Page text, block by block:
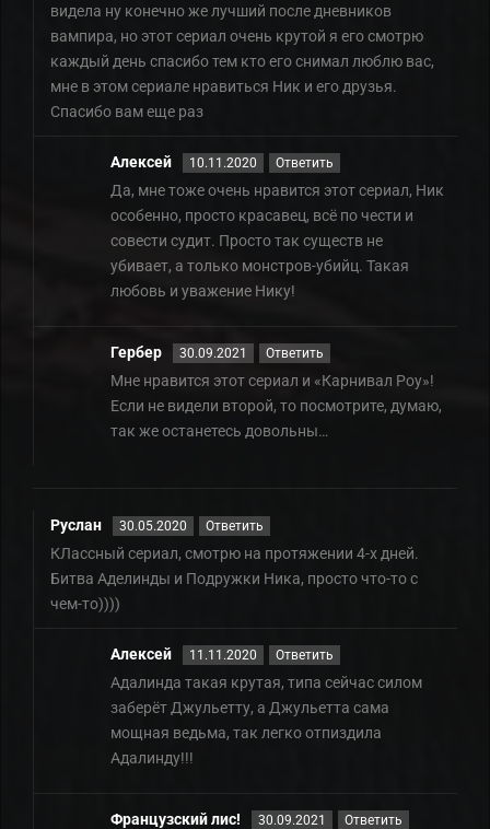
видела ну конечно же лучший после дневников
вампира, но этот сериал очень крутой я его смотрю
каждый день спасибо тем кто его снимал люблю вас,
мне в этом сериале нравиться Ник и его друзья.
Спасибо вам еще раз
Алексей 10.11.2020 Ответить
Да, мне тоже очень нравится этот сериал, Ник
особенно, просто красавец, всë по чести и
совести судит. Просто так существ не
убивает, а только монстров-убийц. Такая
любовь и уважение Нику!
Гербер 30.09.2021 Ответить
Мне нравится этот сериал и «Карнивал Роу»!
Если не видели второй, то посмотрите, думаю,
так же останетесь довольны…
Руслан 30.05.2020 Ответить
КЛассный сериал, смотрю на протяжении 4-х дней.
Битва Аделинды и Подружки Ника, просто что-то с
чем-то))))
Алексей 11.11.2020 Ответить
Адалинда такая крутая, типа сейчас силом
заберëт Джульетту, а Джульетта сама
мощная ведьма, так легко отпиздила
Адалинду!!!
Французский лис! 30.09.2021 Ответить